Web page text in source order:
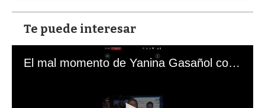
Te puede interesar
El mal momento de Yanina Gasañol con un hincha argentino en "Subrayado"